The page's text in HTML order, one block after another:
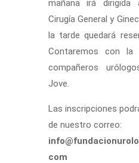
mañana irá
Cirugía General y
la tarde quedará
Contaremos con la
compañeros
Jove.
Las inscripciones
de nuestro correo:
com